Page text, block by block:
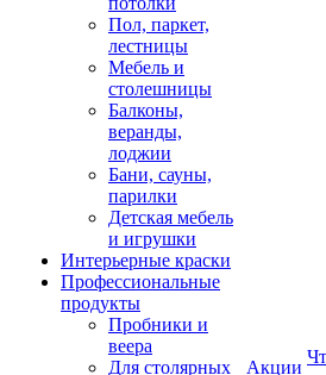
Пол, паркет,
лестницы
Мебель и
столешницы
Балконы,
веранды,
лоджии
Бани, сауны,
парилки
Детская мебель
и игрушки
Интерьерные краски
Профессиональные
продукты
Пробники и
веера
Для столярных
Акции